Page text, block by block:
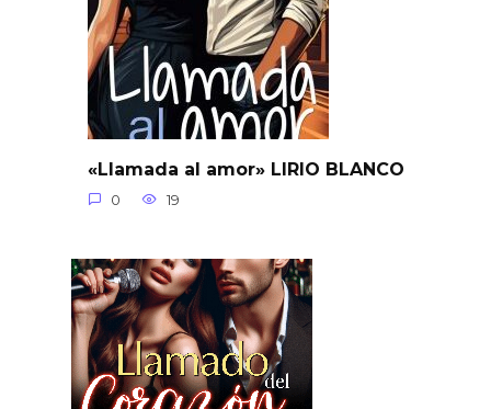
«Llamada al amor» LIRIO BLANCO
0 19